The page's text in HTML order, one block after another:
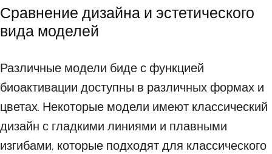
Сравнение дизайна и эстетического
вида моделей
Различные модели биде с функцией
биоактивации доступны в различных формах и
цветах. Некоторые модели имеют классический
дизайн с гладкими линиями и плавными
изгибами, которые подходят для классического